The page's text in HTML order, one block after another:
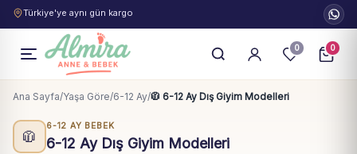
Türkiye'ye aynı gün kargo
0 0
Ana Sayfa/Yaşa Göre/6-12 Ay/🧥 6-12 Ay Dış Giyim Modelleri
🧥
6-12 AY BEBEK
6-12 Ay Dış Giyim Modelleri